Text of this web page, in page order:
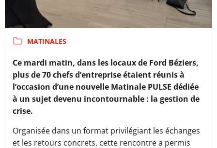
MATINALES
Ce mardi matin, dans les locaux de Ford Béziers,
plus de 70 chefs d’entreprise étaient réunis à
l’occasion d’une nouvelle Matinale PULSE dédiée
à un sujet devenu incontournable : la gestion de
crise.
Organisée dans un format privilégiant les échanges
et les retours concrets, cette rencontre a permis